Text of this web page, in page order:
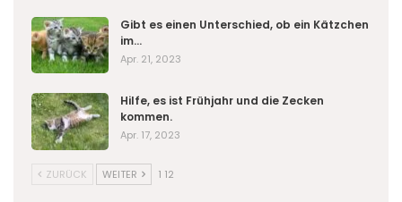
Gibt es einen Unterschied, ob ein Kätzchen
im…
Apr. 21, 2023
Hilfe, es ist Frühjahr und die Zecken
kommen.
Apr. 17, 2023
ZURÜCK WEITER 1 12